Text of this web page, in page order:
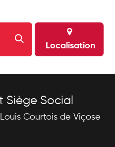
Localisation
Siège Social
Courtois de Viçose